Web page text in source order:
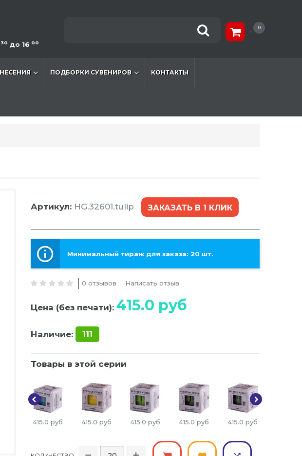
30 до 16 00
0
ПОДБОРКИ СУВЕНИРОВ КОНТАКТЫ
Артикул: HG.32601.tulip ЗАКАЗАТЬ В 1 КЛИК
Минимальный тираж для заказа: 20 шт.
0 отзывов Написать отзыв
Цена (без печати): 415.0 руб
Наличие: 111
Товары в этой серии
415.0 руб 415.0 руб 415.0 руб 415.0 руб 415.0 руб